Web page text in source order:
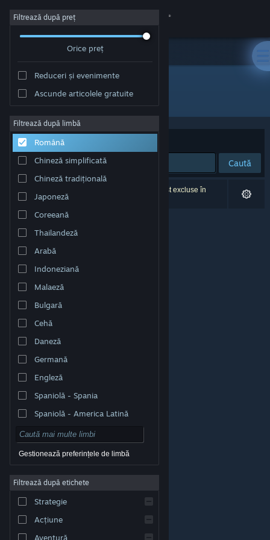
Conectează-te
Despre
Asistență
Schimbă limba
Vezi site în versiunea pentru desktop
© Valve Corporation. Toate drepturile rezervate. Toate
respectivi în SUA și celelalte țări.
Acordul Steam pentru abonați
Cookie-uri
Filtrează după preț
Orice preț
Reduceri și evenimente
Ascunde articolele gratuite
Filtrează după limbă
Română
Chineză simplificată
Chineză tradițională
Japoneză
Coreeană
Thailandeză
Arabă
Indoneziană
Malaeză
Bulgară
Cehă
Daneză
Germană
Engleză
Spaniolă - Spania
Spaniolă - America Latină
Gestionează preferințele de limbă
Filtrează după etichete
Strategie
Acțiune
Aventură
Dezvoltator: OE WORKS
Sortează după
Caută
0 rezultate corespund căutării tale. 6 titluri au fost excluse în
funcție de preferințele tale.